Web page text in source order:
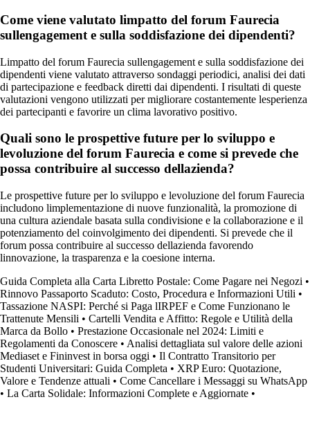
Come viene valutato limpatto del forum Faurecia
sullengagement e sulla soddisfazione dei dipendenti?
Limpatto del forum Faurecia sullengagement e sulla soddisfazione dei
dipendenti viene valutato attraverso sondaggi periodici, analisi dei dati
di partecipazione e feedback diretti dai dipendenti. I risultati di queste
valutazioni vengono utilizzati per migliorare costantemente lesperienza
dei partecipanti e favorire un clima lavorativo positivo.
Quali sono le prospettive future per lo sviluppo e
levoluzione del forum Faurecia e come si prevede che
possa contribuire al successo dellazienda?
Le prospettive future per lo sviluppo e levoluzione del forum Faurecia
includono limplementazione di nuove funzionalità, la promozione di
una cultura aziendale basata sulla condivisione e la collaborazione e il
potenziamento del coinvolgimento dei dipendenti. Si prevede che il
forum possa contribuire al successo dellazienda favorendo
linnovazione, la trasparenza e la coesione interna.
Guida Completa alla Carta Libretto Postale: Come Pagare nei Negozi •
Rinnovo Passaporto Scaduto: Costo, Procedura e Informazioni Utili •
Tassazione NASPI: Perché si Paga lIRPEF e Come Funzionano le
Trattenute Mensili • Cartelli Vendita e Affitto: Regole e Utilità della
Marca da Bollo • Prestazione Occasionale nel 2024: Limiti e
Regolamenti da Conoscere • Analisi dettagliata sul valore delle azioni
Mediaset e Fininvest in borsa oggi • Il Contratto Transitorio per
Studenti Universitari: Guida Completa • XRP Euro: Quotazione,
Valore e Tendenze attuali • Come Cancellare i Messaggi su WhatsApp
• La Carta Solidale: Informazioni Complete e Aggiornate •